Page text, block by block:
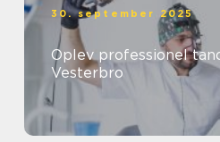
30. september 2025
Oplev professionel
Vesterbro